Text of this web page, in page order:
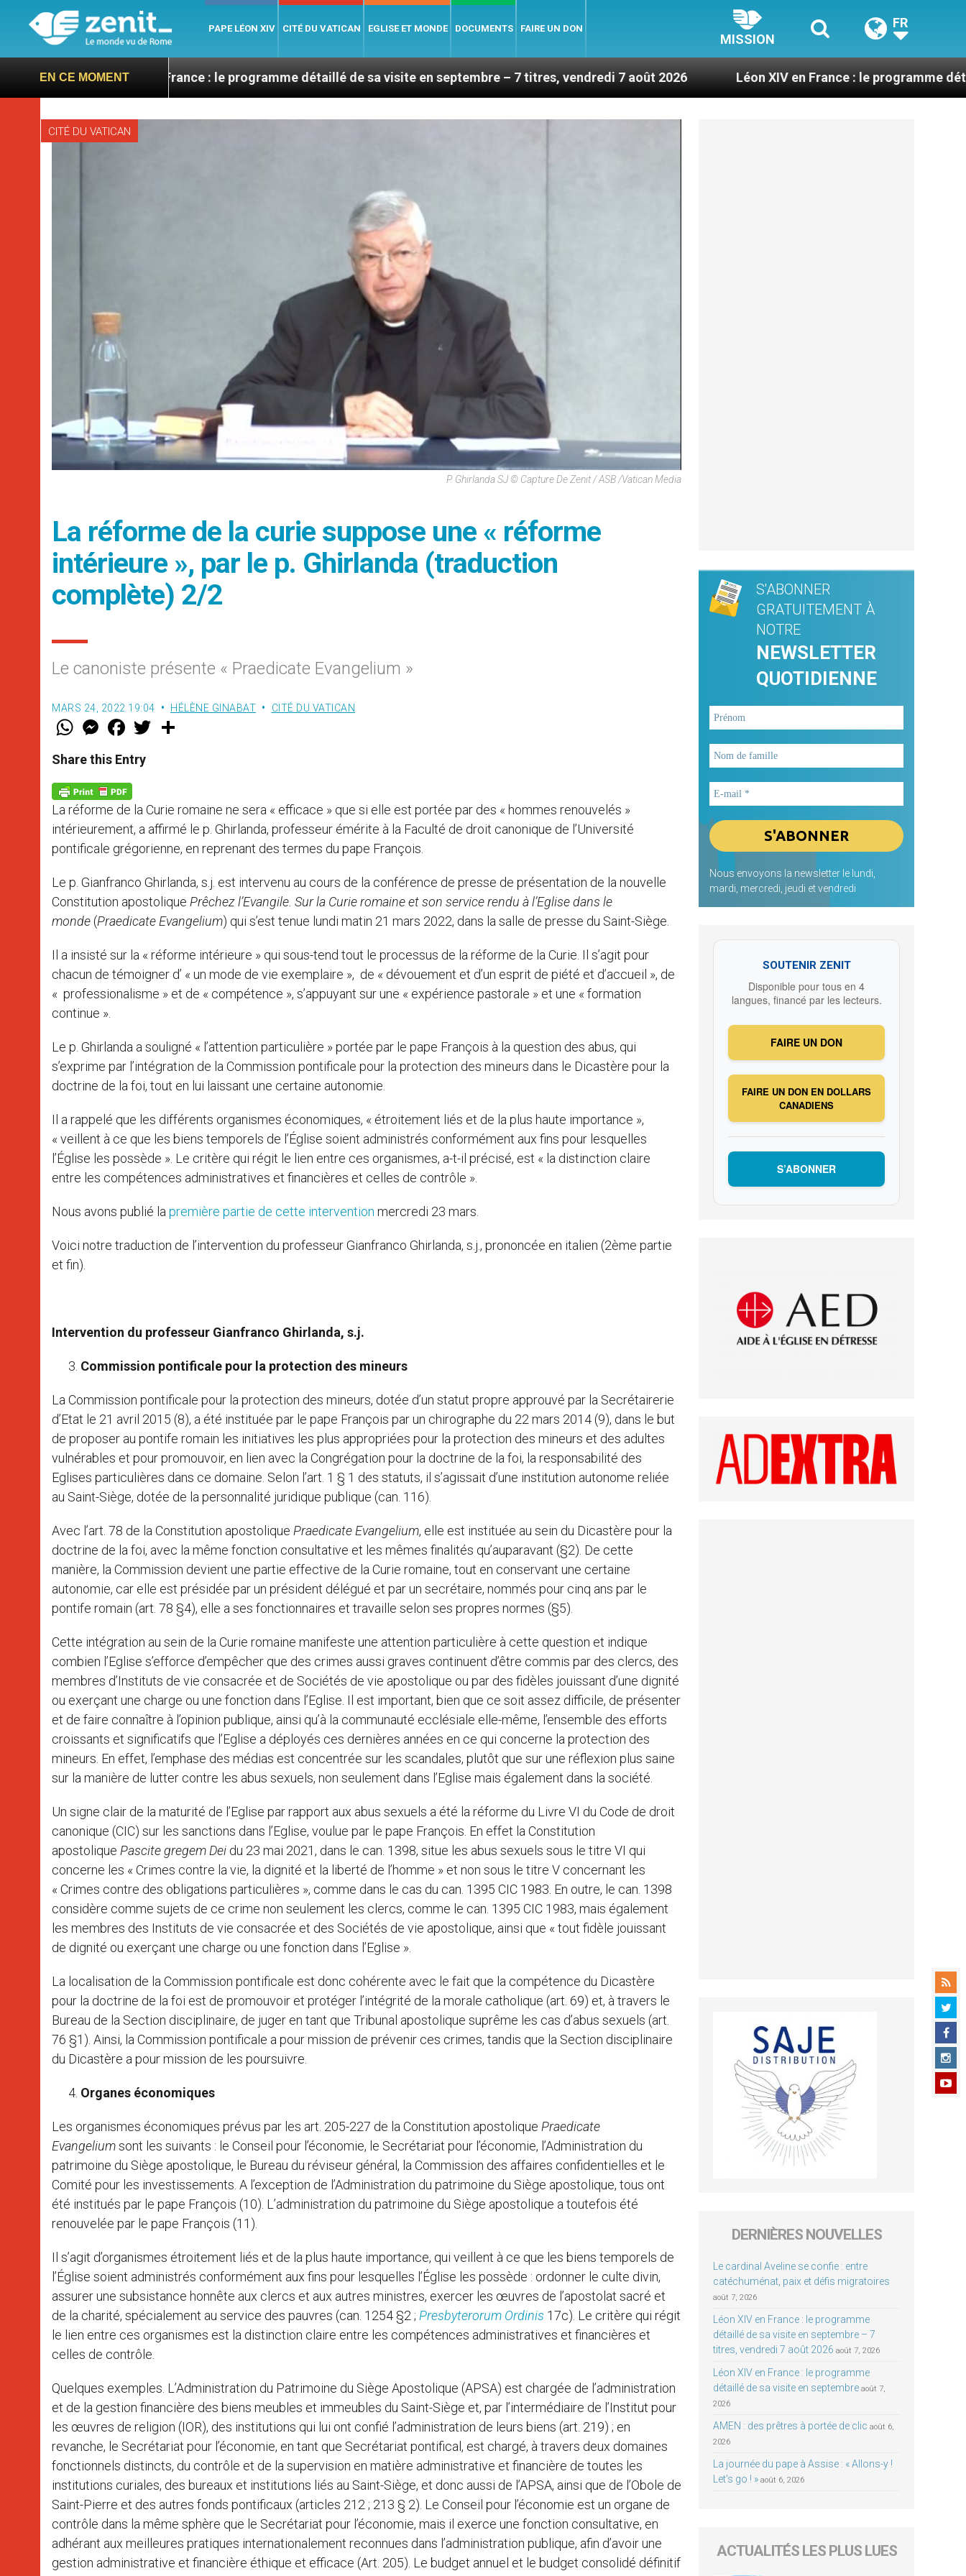
PAPE LÉON XIV CITÉ DU VATICAN EGLISE ET MONDE DOCUMENTS FAIRE UN DON
MISSION
FR
EN CE MOMENT
Léon XIV en France : le programme détaillé de sa visite en septembre – 7 titres, vendredi 7 août 2026 Léon XIV en France : le programme détaillé de sa
CITÉ DU VATICAN
P. Ghirlanda SJ © Capture De Zenit / ASB /Vatican Media
La réforme de la curie suppose une « réforme
intérieure », par le p. Ghirlanda (traduction
complète) 2/2
Le canoniste présente « Praedicate Evangelium »
MARS 24, 2022 19:04 HÉLÈNE GINABAT CITÉ DU VATICAN
W
t
s
A
p
p
M
e
s
e
n
g
e
r
F
a
e
b
o
k
w
Share this Entry
La réforme de la Curie romaine ne sera « efficace » que si elle est portée par des « hommes renouvelés »
intérieurement, a affirmé le p. Ghirlanda, professeur émérite à la Faculté de droit canonique de l’Université
pontificale grégorienne, en reprenant des termes du pape François.
Le p. Gianfranco Ghirlanda, s.j. est intervenu au cours de la conférence de presse de présentation de la nouvelle
Constitution apostolique Prêchez l’Evangile. Sur la Curie romaine et son service rendu à l’Eglise dans le
monde (Praedicate Evangelium) qui s’est tenue lundi matin 21 mars 2022, dans la salle de presse du Saint-Siège.
Il a insisté sur la « réforme intérieure » qui sous-tend tout le processus de la réforme de la Curie. Il s’agit pour
chacun de témoigner d’ « un mode de vie exemplaire », de « dévouement et d’un esprit de piété et d’accueil », de
« professionalisme » et de « compétence », s’appuyant sur une « expérience pastorale » et une « formation
continue ».
Le p. Ghirlanda a souligné « l’attention particulière » portée par le pape François à la question des abus, qui
s’exprime par l’intégration de la Commission pontificale pour la protection des mineurs dans le Dicastère pour la
doctrine de la foi, tout en lui laissant une certaine autonomie.
Il a rappelé que les différents organismes économiques, « étroitement liés et de la plus haute importance »,
« veillent à ce que les biens temporels de l’Église soient administrés conformément aux fins pour lesquelles
l’Église les possède ». Le critère qui régit le lien entre ces organismes, a-t-il précisé, est « la distinction claire
entre les compétences administratives et financières et celles de contrôle ».
Nous avons publié lapremière partie de cette intervention mercredi 23 mars.
Voici notre traduction de l’intervention du professeur Gianfranco Ghirlanda, s.j., prononcée en italien (2ème partie
et fin).
Intervention du professeur Gianfranco Ghirlanda, s.j.
Commission pontificale pour la protection des mineurs
La Commission pontificale pour la protection des mineurs, dotée d’un statut propre approuvé par la Secrétairerie
d’Etat le 21 avril 2015 (8), a été instituée par le pape François par un chirographe du 22 mars 2014 (9), dans le but
de proposer au pontife romain les initiatives les plus appropriées pour la protection des mineurs et des adultes
vulnérables et pour promouvoir, en lien avec la Congrégation pour la doctrine de la foi, la responsabilité des
Eglises particulières dans ce domaine. Selon l’art. 1 § 1 des statuts, il s’agissait d’une institution autonome reliée
au Saint-Siège, dotée de la personnalité juridique publique (can. 116).
Avec l’art. 78 de la Constitution apostolique Praedicate Evangelium, elle est instituée au sein du Dicastère pour la
doctrine de la foi, avec la même fonction consultative et les mêmes finalités qu’auparavant (§2). De cette
manière, la Commission devient une partie effective de la Curie romaine, tout en conservant une certaine
autonomie, car elle est présidée par un président délégué et par un secrétaire, nommés pour cinq ans par le
pontife romain (art. 78 §4), elle a ses fonctionnaires et travaille selon ses propres normes (§5).
Cette intégration au sein de la Curie romaine manifeste une attention particulière à cette question et indique
combien l’Eglise s’efforce d’empêcher que des crimes aussi graves continuent d’être commis par des clercs, des
membres d’Instituts de vie consacrée et de Sociétés de vie apostolique ou par des fidèles jouissant d’une dignité
ou exerçant une charge ou une fonction dans l’Eglise. Il est important, bien que ce soit assez difficile, de présenter
et de faire connaître à l’opinion publique, ainsi qu’à la communauté ecclésiale elle-même, l’ensemble des efforts
croissants et significatifs que l’Eglise a déployés ces dernières années en ce qui concerne la protection des
mineurs. En effet, l’emphase des médias est concentrée sur les scandales, plutôt que sur une réflexion plus saine
sur la manière de lutter contre les abus sexuels, non seulement dans l’Eglise mais également dans la société.
Un signe clair de la maturité de l’Eglise par rapport aux abus sexuels a été la réforme du Livre VI du Code de droit
canonique (CIC) sur les sanctions dans l’Eglise, voulue par le pape François. En effet la Constitution
apostolique Pascite gregem Dei du 23 mai 2021, dans le can. 1398, situe les abus sexuels sous le titre VI qui
concerne les « Crimes contre la vie, la dignité et la liberté de l’homme » et non sous le titre V concernant les
« Crimes contre des obligations particulières », comme dans le cas du can. 1395 CIC 1983. En outre, le can. 1398
considère comme sujets de ce crime non seulement les clercs, comme le can. 1395 CIC 1983, mais également
les membres des Instituts de vie consacrée et des Sociétés de vie apostolique, ainsi que « tout fidèle jouissant
de dignité ou exerçant une charge ou une fonction dans l’Eglise ».
La localisation de la Commission pontificale est donc cohérente avec le fait que la compétence du Dicastère
pour la doctrine de la foi est de promouvoir et protéger l’intégrité de la morale catholique (art. 69) et, à travers le
Bureau de la Section disciplinaire, de juger en tant que Tribunal apostolique suprême les cas d’abus sexuels (art.
76 §1). Ainsi, la Commission pontificale a pour mission de prévenir ces crimes, tandis que la Section disciplinaire
du Dicastère a pour mission de les poursuivre.
Organes économiques
Les organismes économiques prévus par les art. 205-227 de la Constitution apostolique Praedicate
Evangeliumsont les suivants : le Conseil pour l’économie, le Secrétariat pour l’économie, l’Administration du
patrimoine du Siège apostolique, le Bureau du réviseur général, la Commission des affaires confidentielles et le
Comité pour les investissements. A l’exception de l’Administration du patrimoine du Siège apostolique, tous ont
été institués par le pape François (10). L’administration du patrimoine du Siège apostolique a toutefois été
renouvelée par le pape François (11).
Il s’agit d’organismes étroitement liés et de la plus haute importance, qui veillent à ce que les biens temporels de
l’Église soient administrés conformément aux fins pour lesquelles l’Église les possède : ordonner le culte divin,
assurer une subsistance honnête aux clercs et aux autres ministres, exercer les œuvres de l’apostolat sacré et
de la charité, spécialement au service des pauvres (can. 1254 §2 ; Presbyterorum Ordinis 17c). Le critère qui régit
le lien entre ces organismes est la distinction claire entre les compétences administratives et financières et
celles de contrôle.
Quelques exemples. L’Administration du Patrimoine du Siège Apostolique (APSA) est chargée de l’administration
et de la gestion financière des biens meubles et immeubles du Saint-Siège et, par l’intermédiaire de l’Institut pour
les œuvres de religion (IOR), des institutions qui lui ont confié l’administration de leurs biens (art. 219) ; en
revanche, le Secrétariat pour l’économie, en tant que Secrétariat pontifical, est chargé, à travers deux domaines
fonctionnels distincts, du contrôle et de la supervision en matière administrative et financière de toutes les
institutions curiales, des bureaux et institutions liés au Saint-Siège, et donc aussi de l’APSA, ainsi que de l’Obole de
Saint-Pierre et des autres fonds pontificaux (articles 212 ; 213 § 2). Le Conseil pour l’économie est un organe de
contrôle dans la même sphère que le Secrétariat pour l’économie, mais il exerce une fonction consultative, en
adhérant aux meilleures pratiques internationalement reconnues dans l’administration publique, afin d’avoir une
gestion administrative et financière éthique et efficace (Art. 205). Le budget annuel et le budget consolidé définitif
S'ABONNER
GRATUITEMENT À
NOTRE
NEWSLETTER
QUOTIDIENNE
Nous envoyons la newsletter le lundi,
mardi, mercredi, jeudi et vendredi
SOUTENIR ZENIT
Disponible pour tous en 4
langues, financé par les lecteurs.
FAIRE UN DON
FAIRE UN DON EN DOLLARS
CANADIENS
S’ABONNER
DERNIÈRES NOUVELLES
Le cardinal Aveline se confie : entre
catéchuménat, paix et défis migratoires
août 7, 2026
Léon XIV en France : le programme
détaillé de sa visite en septembre – 7
titres, vendredi 7 août 2026 août 7, 2026
Léon XIV en France : le programme
détaillé de sa visite en septembre août 7,
2026
AMEN : des prêtres à portée de clic août 6,
2026
La journée du pape à Assise : « Allons-y !
Let’s go ! » août 6, 2026
ACTUALITÉS LES PLUS LUES